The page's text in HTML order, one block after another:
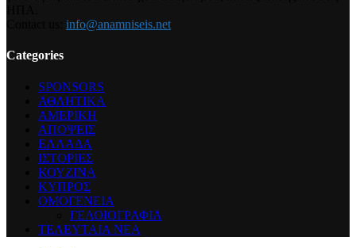
info@anamniseis.net
Categories
SPONSORS
ΑΘΛΗΤΙΚΑ
ΑΜΕΡΙΚΗ
ΑΠΟΨΕΙΣ
ΕΛΛΑΔΑ
ΙΣΤΟΡΙΕΣ
ΚΟΥΖΙΝΑ
ΚΥΠΡΟΣ
ΟΜΟΓΕΝΕΙΑ
ΓΕΛΟΙΟΓΡΑΦΙΑ
ΤΕΛΕΥΤΑΙΑ ΝΕΑ